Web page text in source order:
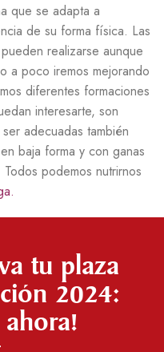
que se adapta a
de su forma física. Las
realizarse aunque
a poco iremos mejorando
diferentes formaciones
interesarte, son
adecuadas también
baja forma y con ganas
podemos nutrirnos
tu plaza
2024:
ahora!